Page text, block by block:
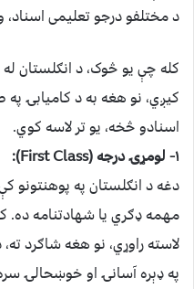
د مختلفو درجو تعلیمى
کله چې یو څوک، د انګلستان
کیږي، نو هغه به د کامیابۍ
اسنادو څخه، یو تر لاسه کوي.
۱- لومړۍ درجه (First Class):
دغه د انګلستان په پوهنتونو
مهمه ډګري یا شهادتنامه ده.
لاسته راوړي، نو هغه شاګرد
په ډېره آسانۍ او خوښحالۍ